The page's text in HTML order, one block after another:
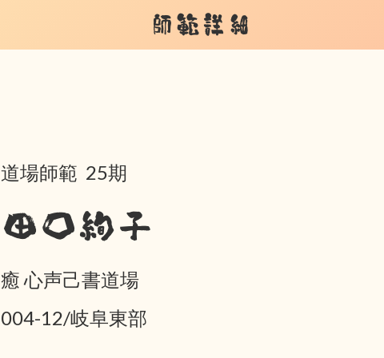
師範詳細
道場師範 25期
田口絢子
癒 心声己書道場
004-12/岐阜東部